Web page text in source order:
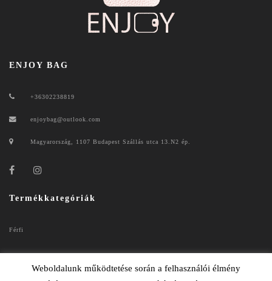
ENJOY BAG
+36302238819
enjoybag@outlook.com
Magyarország, 1107 Budapest Szállás utca 13.N2 ép.
Termékkategóriák
Férfi
Weboldalunk működtetése során a felhasználói élmény